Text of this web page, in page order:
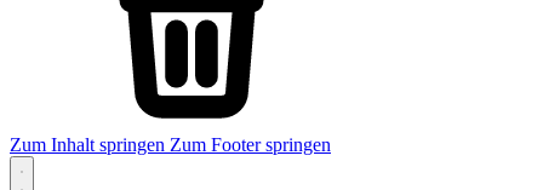
Zum Inhalt springen Zum Footer springen